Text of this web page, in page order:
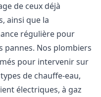
de ceux déjà
ainsi que la
régulière pour
pannes. Nos plombiers
pour intervenir sur
de chauffe-eau,
électriques, à gaz